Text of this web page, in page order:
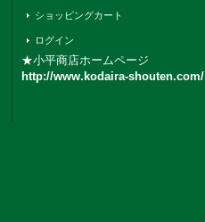
ショッピングカート
ログイン
★小平商店ホームページ
http://www.kodaira-shouten.com/